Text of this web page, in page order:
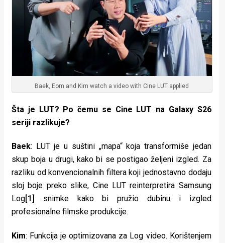
Baek, Eom and Kim watch a video with Cine LUT applied
Šta je LUT? Po čemu se Cine LUT na Galaxy S26
seriji razlikuje?
Baek: LUT je u suštini „mapa“ koja transformiše jedan
skup boja u drugi, kako bi se postigao željeni izgled. Za
razliku od konvencionalnih filtera koji jednostavno dodaju
sloj boje preko slike, Cine LUT reinterpretira Samsung
Log [1]
snimke kako bi pružio dubinu i izgled
profesionalne filmske produkcije.
Kim: Funkcija je optimizovana za Log video. Korištenjem